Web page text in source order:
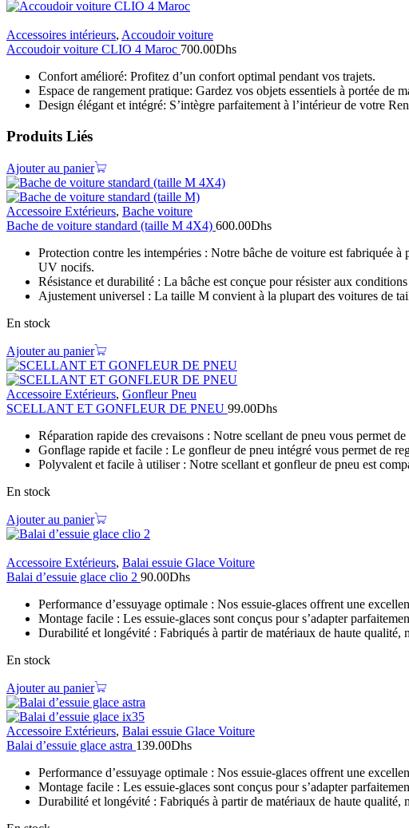
Accessoires intérieurs, Accoudoir voiture
Accoudoir voiture CLIO 4 Maroc 700.00Dhs
Confort amélioré: Profitez d’un confort optimal pendant vos trajets.
Espace de rangement pratique: Gardez vos objets essentiels à portée de
Design élégant et intégré: S’intègre parfaitement à l’intérieur de votre
Produits Liés
Ajouter au panier
Accessoire Extérieurs, Bache voiture
Bache de voiture standard (taille M 4X4) 600.00Dhs
Protection contre les intempéries : Notre bâche de voiture est fabriquée
UV nocifs.
Résistance et durabilité : La bâche est conçue pour résister aux
Ajustement universel : La taille M convient à la plupart des voitures de
En stock
Ajouter au panier
Accessoire Extérieurs, Gonfleur Pneu
SCELLANT ET GONFLEUR DE PNEU 99.00Dhs
Réparation rapide des crevaisons : Notre scellant de pneu vous permet
Gonflage rapide et facile : Le gonfleur de pneu intégré vous permet de
Polyvalent et facile à utiliser : Notre scellant et gonfleur de pneu est
En stock
Ajouter au panier
Accessoire Extérieurs, Balai essuie Glace Voiture
Balai d’essuie glace clio 2 90.00Dhs
Performance d’essuyage optimale : Nos essuie-glaces offrent une
Montage facile : Les essuie-glaces sont conçus pour s’adapter
Durabilité et longévité : Fabriqués à partir de matériaux de haute qualité,
En stock
Ajouter au panier
Accessoire Extérieurs, Balai essuie Glace Voiture
Balai d’essuie glace astra 139.00Dhs
Performance d’essuyage optimale : Nos essuie-glaces offrent une
Montage facile : Les essuie-glaces sont conçus pour s’adapter
Durabilité et longévité : Fabriqués à partir de matériaux de haute qualité,